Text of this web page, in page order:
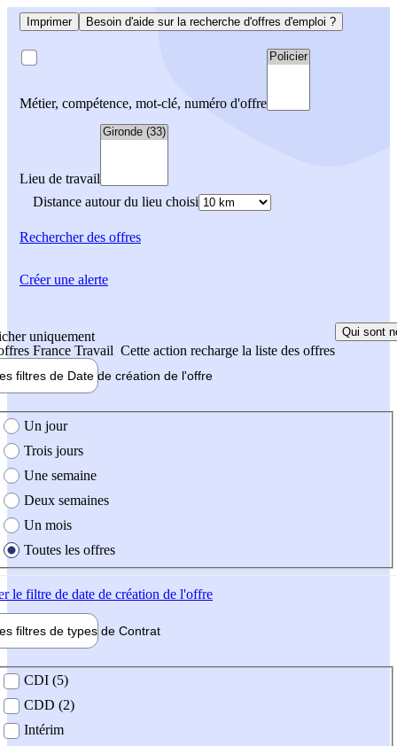
Imprimer Besoin d'aide sur la recherche d'offres d'emploi ?
Métier, compétence, mot-clé, numéro d'offre
Lieu de travail
Distance autour du lieu choisi
Rechercherdes offres
uniquement
France Travail Cette action recharge la liste des offres
Qui sont
filtres de Date de création de l'offre
création de l'offre
Un jour
Trois jours
Une semaine
Deux semaines
Un mois
Toutes les offres
le filtre de date de création de l'offre
filtres de types de Contrat
contrat
CDI (5)
CDD (2)
Intérim
Créer une alerte